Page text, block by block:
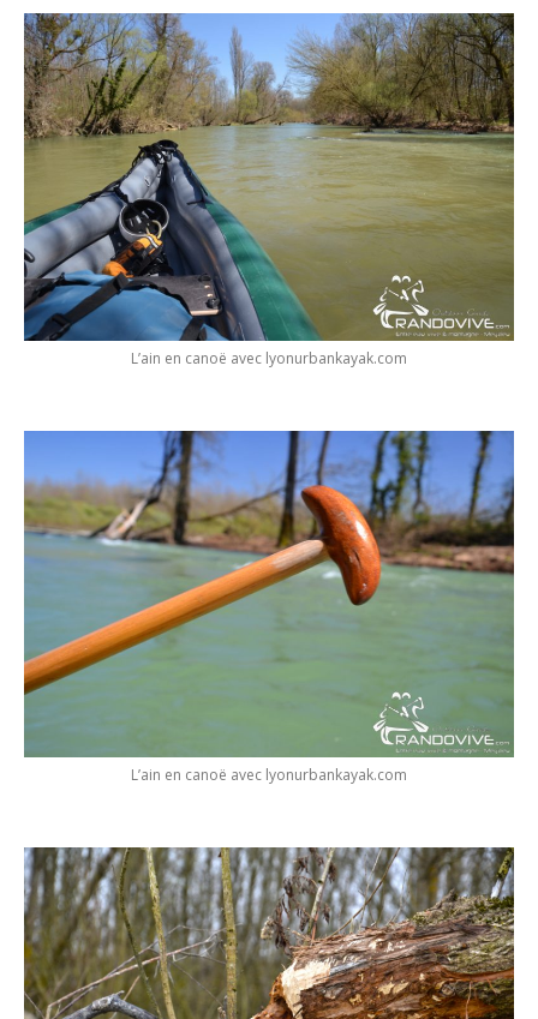
L’ain en canoë avec lyonurbankayak.com
L’ain en canoë avec lyonurbankayak.com